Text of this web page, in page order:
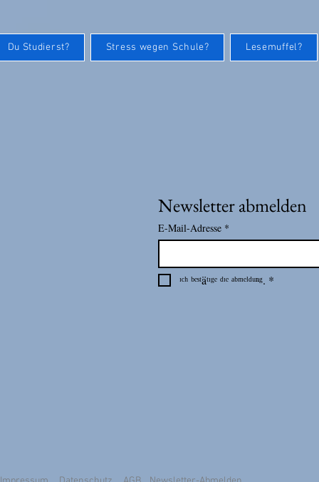
Du Studierst? Stress wegen Schule? Lesemuffel?
Newsletter abmelden
E-Mail-Adresse *
ᶦᶜʰ ᵇᵉˢᵗäᵗᶦᵍᵉ ᵈᶦᵉ ᵃᵇᵐᵉˡᵈᵘⁿᵍ. *